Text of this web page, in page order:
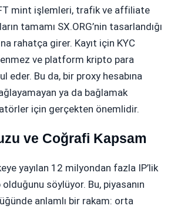
mint işlemleri, trafik ve affiliate
tamamı SX.ORG’nin tasarlandığı
rahatça girer. Kayıt için KYC
ve platform kripto para
eder. Bu da, bir proxy hesabına
ya da bağlamak
için gerçekten önemlidir.
ve Coğrafi Kapsam
yayılan 12 milyondan fazla IP’lik
söylüyor. Bu, piyasanın
anlamlı bir rakam: orta